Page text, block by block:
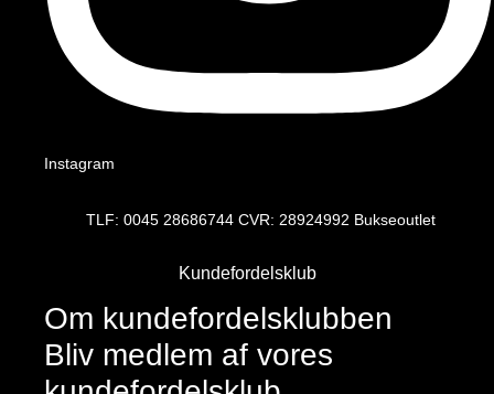
Instagram
TLF: 0045 28686744 CVR: 28924992 Bukseoutlet
Kundefordelsklub
Om kundefordelsklubben
Bliv medlem af vores